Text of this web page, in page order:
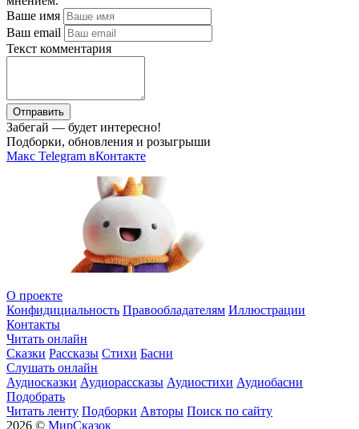
Ваше имя
Ваш email
Текст комментария
Отправить
Забегай — будет интересно!
Подборки, обновления и розыгрыши
Макс Telegram вКонтакте
О проекте
Конфидициальность Правообладателям Иллюстрации
Контакты
Читать онлайн
Сказки Рассказы Стихи Басни
Слушать онлайн
Аудиосказки Аудиорассказы Аудиостихи Аудиобасни
Подобрать
Читать ленту Подборки Авторы Поиск по сайту
2026 © МирСказок